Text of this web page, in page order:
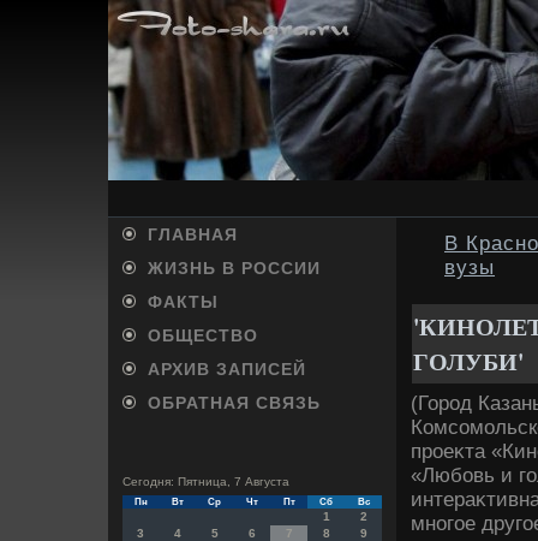
ГЛАВНАЯ
ЖИЗНЬ В РОССИИ
ФАКТЫ
ОБЩЕСТВО
АРХИВ ЗАПИСЕЙ
ОБРАТНАЯ СВЯЗЬ
Сегодня: Пятница, 7 Августа
Пн Вт Ср Чт Пт Сб Вс
1
2
3
4 5 6 7 8
9
В
вузы
ГОЛУБИ'
(Город
проеκта
«Любовь и
многое